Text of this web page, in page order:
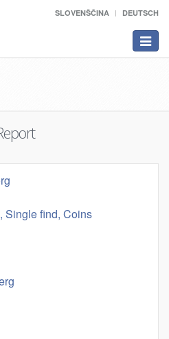
SLOVENŠČINA DEUTSCH
Toggle
Single find, Coins